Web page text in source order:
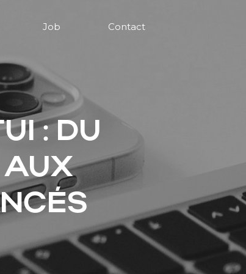
Job Contact
: DU
AUX